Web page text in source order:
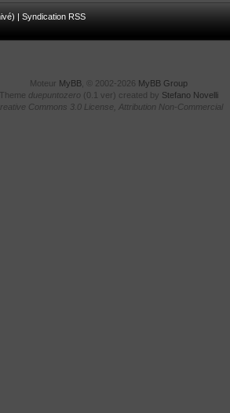
|Syndication RSS
Moteur MyBB, © 2002-2026 MyBB Group
Theme duepuntozero (0.1 ver) created by Stefano Novelli
Commons 3.0 License, Attribution Non-Commercial